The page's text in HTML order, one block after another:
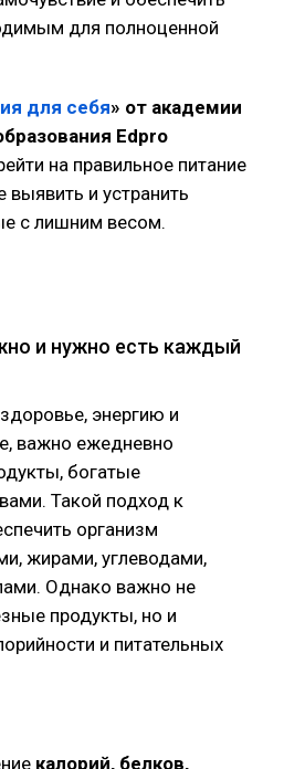
для полноценной
для себя» от академии
Edpro
на правильное питание
выявить и устранить
с лишним весом.
и нужно есть каждый
энергию и
важно ежедневно
богатые
Такой подход к
организм
жирами, углеводами,
Однако важно не
продукты, но и
и питательных
калорий, белков,